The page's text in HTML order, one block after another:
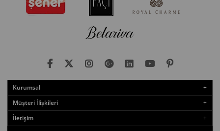
Kurumsal
Müşteri İlişkileri
İletişim